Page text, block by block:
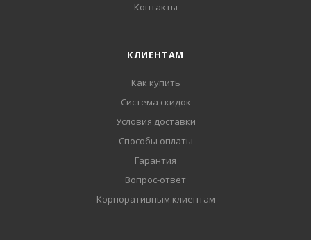
Контакты
КЛИЕНТАМ
Как купить
Система скидок
Условия доставки
Способы оплаты
Гарантия
Вопрос-ответ
Корпоративным клиентам